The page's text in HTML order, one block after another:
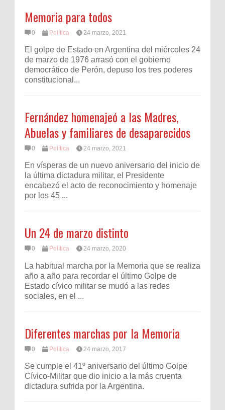
Memoria para todos
0 Política 24 marzo, 2021
El golpe de Estado en Argentina del miércoles 24
de marzo de 1976 arrasó con el gobierno
democrático de Perón, ​depuso los tres poderes
constitucional...
Fernández homenajeó a las Madres,
Abuelas y familiares de desaparecidos
0 Política 24 marzo, 2021
En vísperas de un nuevo aniversario del inicio de
la última dictadura militar, el Presidente
encabezó el acto de reconocimiento y homenaje
por los 45 ...
Un 24 de marzo distinto
0 Política 24 marzo, 2020
La habitual marcha por la Memoria que se realiza
año a año para recordar el último Golpe de
Estado cívico militar se mudó a las redes
sociales, en el ...
Diferentes marchas por la Memoria
0 Política 24 marzo, 2017
Se cumple el 41º aniversario del último Golpe
Cívico-Militar que dio inicio a la más cruenta
dictadura sufrida por la Argentina.